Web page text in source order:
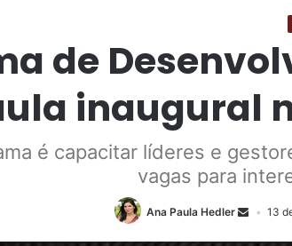
de
inaugural
é capacitar líderes e
vagas para
Ana Paula Hedler 13